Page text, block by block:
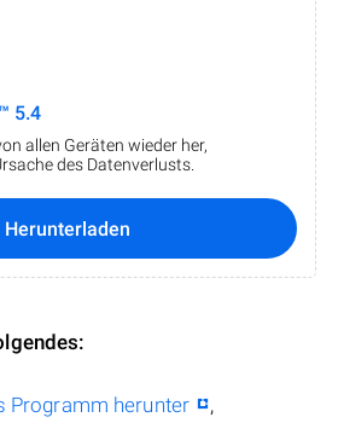
5.4
allen Geräten wieder her,
des Datenverlusts.
Herunterladen
Programm herunter
,